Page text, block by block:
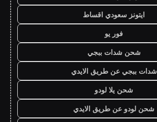
ايتونز سعودي اقساط
فور يو
شحن شدات ببجي
شدات ببجي عن طريق الايدي
شحن يلا لودو
شحن لودو عن طريق الايدي